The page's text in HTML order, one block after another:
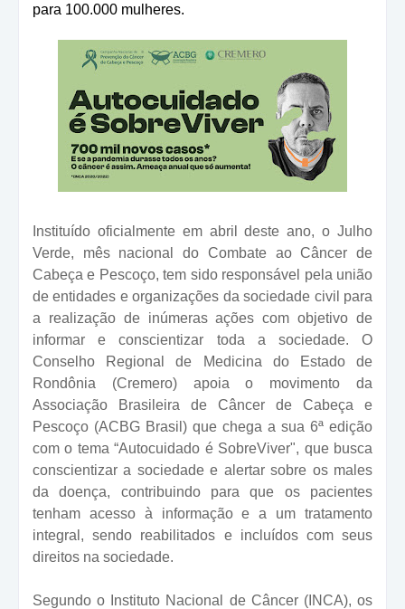
para 100.000 mulheres.
Instituído oficialmente em abril deste ano, o Julho
Verde, mês nacional do Combate ao Câncer de
Cabeça e Pescoço, tem sido responsável pela união
de entidades e organizações da sociedade civil para
a realização de inúmeras ações com objetivo de
informar e conscientizar toda a sociedade. O
Conselho Regional de Medicina do Estado de
Rondônia (Cremero) apoia o movimento da
Associação Brasileira de Câncer de Cabeça e
Pescoço (ACBG Brasil) que chega a sua 6ª edição
com o tema “Autocuidado é SobreViver", que busca
conscientizar a sociedade e alertar sobre os males
da doença, contribuindo para que os pacientes
tenham acesso à informação e a um tratamento
integral, sendo reabilitados e incluídos com seus
direitos na sociedade.
Segundo o Instituto Nacional de Câncer (INCA), os